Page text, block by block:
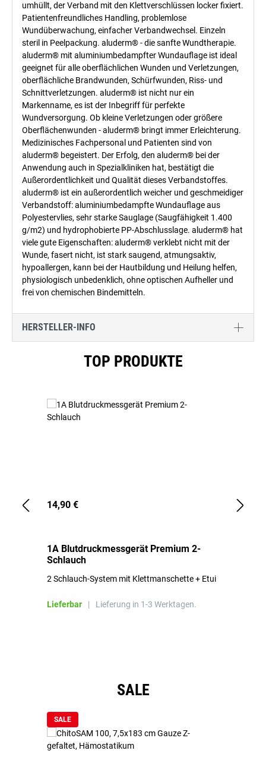
umhüllt, der Verband mit den Klettverschlüssen locker fixiert.
Patientenfreundliches Handling, problemlose
Wundüberwachung, einfacher Verbandwechsel. Einzeln
steril in Peelpackung. aluderm® - die sanfte Wundtherapie.
aluderm® mit aluminiumbedampfter Wundauflage ist ideal
geeignet für alle oberflächlichen Wunden und Verletzungen,
oberflächliche Brandwunden, Schürfwunden, Riss- und
Schnittverletzungen. aluderm® ist nicht nur ein
Markenname, es ist der Inbegriff für perfekte
Wundversorgung. Ob kleine Verletzungen oder größere
Oberflächenwunden - aluderm® bringt immer Erleichterung.
Medizinisches Fachpersonal und Patienten sind von
aluderm® begeistert. Der Erfolg, den aluderm® bei der
Anwendung auch in Spezialkliniken hat, bestätigt die
Außerordentlichkeit und Qualität dieses Verbandstoffes.
aluderm® ist ein außerordentlich weicher und geschmeidiger
Verbandstoff: aluminiumbedampfte Wundauflage aus
Polyestervlies, sehr starke Sauglage (Saugfähigkeit 1.400
g/m2) und hydrophobierte PP-Abschlusslage. aluderm® hat
viele gute Eigenschaften: aluderm® verklebt nicht mit der
Wunde, fasert nicht, ist stark saugend, atmungsaktiv,
hypoallergen, kann bei der Hautbildung und Heilung helfen,
physiologisch unbedenklich, ohne optischen Aufheller und
frei von chemischen Bindemitteln.
HERSTELLER-INFO
TOP PRODUKTE
14,90 €
1A Blutdruckmessgerät Premium 2-
Schlauch
2 Schlauch-System mit Klettmanschette + Etui
Lieferbar | Lieferung in 1-3 Werktagen.
SALE
SALE